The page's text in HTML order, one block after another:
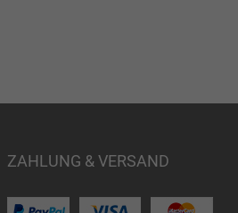
ZAHLUNG & VERSAND